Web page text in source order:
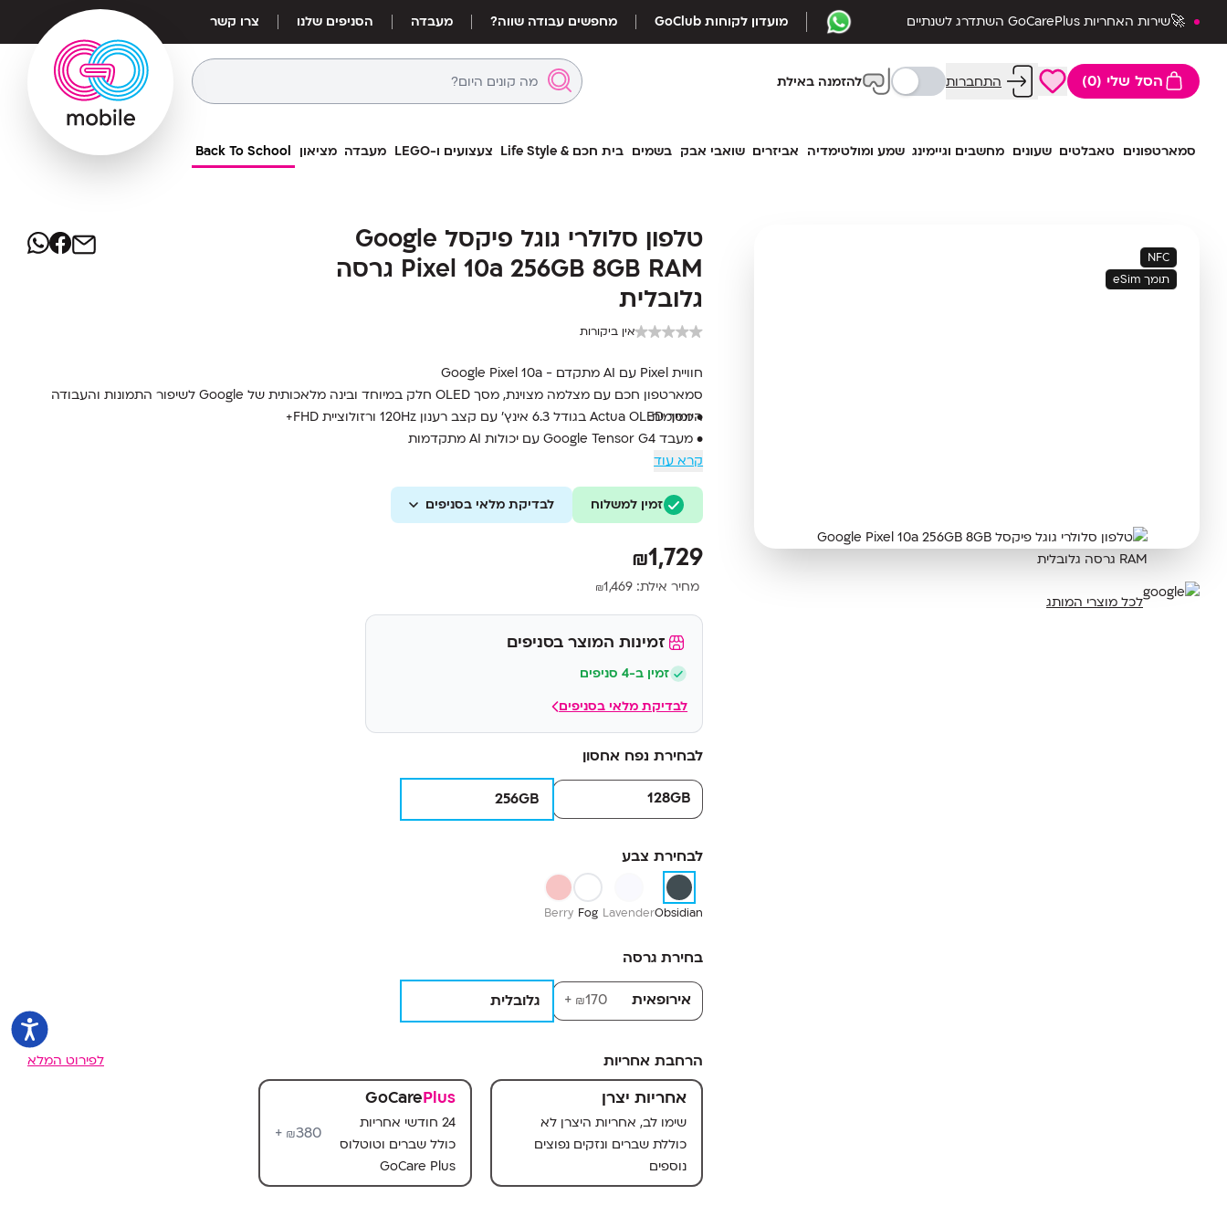
🚀שירות האחריות GoCarePlus השתדרג לשנתיים
שלמות🛡️
מועדון לקוחות GoClub מחפשים עבודה שווה? מעבדה הסניפים שלנו צרו קשר
הסל שלי (0) התחברות להזמנה באילת
סמארטפונים טאבלטים שעונים מחשבים וגיימינג שמע ומולטימדיה אביזרים שואבי אבק בשמים בית חכם & Life Style צעצועים ו-LEGO מעבדה מציאון Back To School
10a 256GB 8GB RAM גרסה גלובלית
NFC
תומך eSim
לכל מוצרי המותג
טלפון סלולרי גוגל פיקסל Google
Pixel 10a 256GB 8GB RAM גרסה
גלובלית
אין ביקורות
חוויית Pixel עם AI מתקדם - Google Pixel 10a
סמארטפון חכם עם מצלמה מצוינת, מסך OLED חלק במיוחד ובינה מלאכותית של Google לשיפור התמונות והעבודה
היומיומית.
• מסך Actua OLED בגודל 6.3 אינץ’ עם קצב רענון 120Hz ורזולוציית FHD+
• מעבד Google Tensor G4 עם יכולות AI מתקדמות
• מצלמה ראשית 48MP עם OIS ומצלמה אולטרה רחבה 13MP
• זיכרון 8GB RAM ואחסון גדול 256GB
• סוללה 5100mAh עם טעינה מהירה 45W
• מערכת Android 16 עם 7 שנות עדכונים
קרא עוד
זמין למשלוח לבדיקת מלאי בסניפים
₪1,729
מחיר אילת: ₪1,469
זמינות המוצר בסניפים
זמין ב-4 סניפים
לבדיקת מלאי בסניפים
לבחירת נפח אחסון
128GB
256GB
לבחירת צבע
Obsidian
Lavender
Fog
Berry
בחירת גרסה
אירופאית ₪170+ גלובלית
הרחבת אחריות לפירוט המלא
אחריות יצרן
שימו לב, אחריות היצרן לא
כוללת שברים ונזקים נפוצים
נוספים
GoCarePlus
24 חודשי אחריות
כולל שברים וטוטלוס
GoCare Plus
₪380+